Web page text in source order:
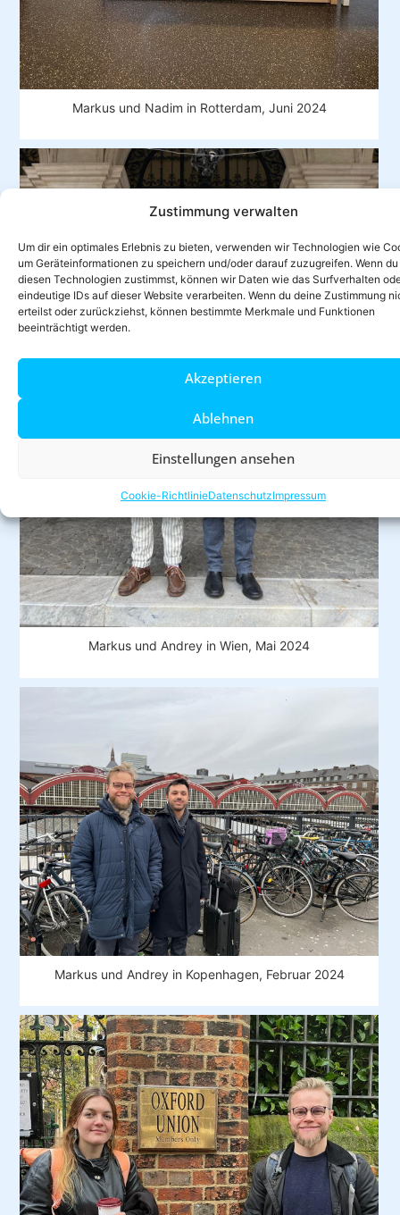
Zustimmung verwalten
Um dir ein optimales Erlebnis zu bieten, verwenden wir Technologien wie
um Geräteinformationen zu speichern und/oder darauf zuzugreifen. Wenn du
diesen Technologien zustimmst, können wir Daten wie das Surfverhalten
eindeutige IDs auf dieser Website verarbeiten. Wenn du deine Zustimmung
erteilst oder zurückziehst, können bestimmte Merkmale und Funktionen
beeinträchtigt werden.
Akzeptieren
Ablehnen
Einstellungen ansehen
Cookie-RichtlinieDatenschutzImpressum
Markus und Nadim in Rotterdam, Juni 2024
Markus und Andrey in Wien, Mai 2024
Markus und Andrey in Kopenhagen, Februar 2024